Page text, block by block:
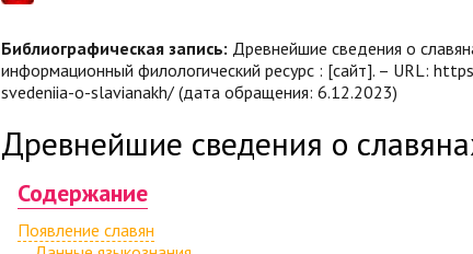
Библиографическая запись: Древнейшие сведения о
информационный филологический ресурс : [сайт]. – URL:
svedeniia-o-slavianakh/ (дата обращения: 6.12.2023)
Древнейшие сведения о
Содержание
Появление славян